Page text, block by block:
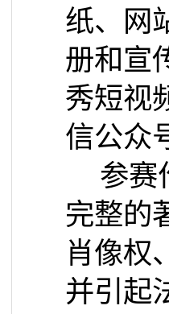
纸、网
册和宣
秀短视
信公众
参赛
完整的
肖像权
并引起